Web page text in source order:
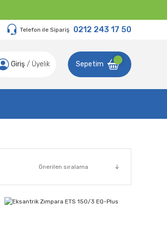
Telefon ile Sipariş 0212 243 17 50
Giriş / Üyelik Sepetim